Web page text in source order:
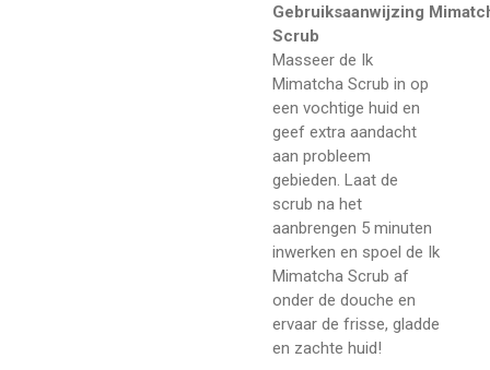
Gebruiksaanwijzing
Scrub
Masseer de Ik
Mimatcha Scrub in op
een vochtige huid en
geef extra aandacht
aan probleem
gebieden. Laat de
scrub na het
aanbrengen 5 minuten
inwerken en spoel de Ik
Mimatcha Scrub af
onder de douche en
ervaar de frisse, gladde
en zachte huid!